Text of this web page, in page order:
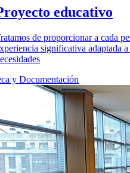
educativo
de proporcionar a cada
significativa adaptada a
y Documentación